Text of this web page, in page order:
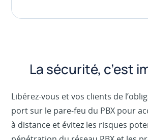
La sécurité, c’est
Libérez-vous et vos clients de
port sur le pare-feu du PBX pour
à distance et évitez les risques